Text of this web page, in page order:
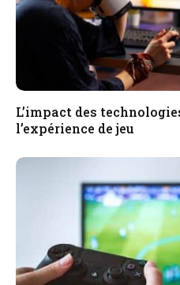
L’impact des
l’expérience de jeu